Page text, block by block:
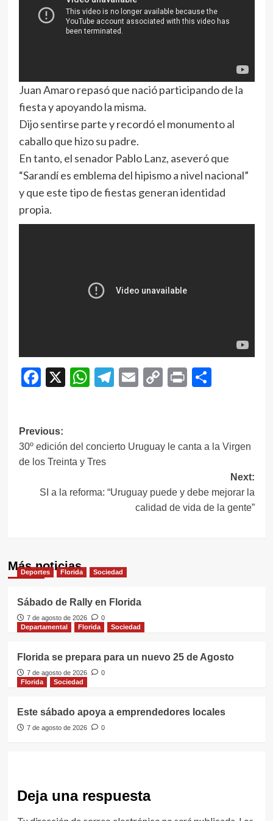
Juan Amaro repasó que nació participando de la
fiesta y apoyando la misma.
Dijo sentirse parte y recordó el monumento al
caballo que hizo su padre.
En tanto, el senador Pablo Lanz, aseveró que
“Sarandí es emblema del hipismo a nivel nacional”
y que este tipo de fiestas generan identidad
propia.
Facebook
X WhatsApp
Telegram
EmailCopy
Print
Navegación
de
entradas
Previous:
30º edición del concierto Uruguay le canta a la Virgen
de los Treinta y Tres
Next:
SI a la reforma: “Uruguay puede y debe mejorar la
calidad de vida de la gente”
Más noticias
Deportes Florida Sociedad
Sábado de Rally en Florida
7 de agosto de 2026
0
Departamental
Florida Sociedad
Florida se prepara para un nuevo 25 de Agosto
7 de agosto de 2026
0
Florida
Sociedad
Este sábado apoya a emprendedores locales
7 de agosto de 2026 0
Deja una respuesta